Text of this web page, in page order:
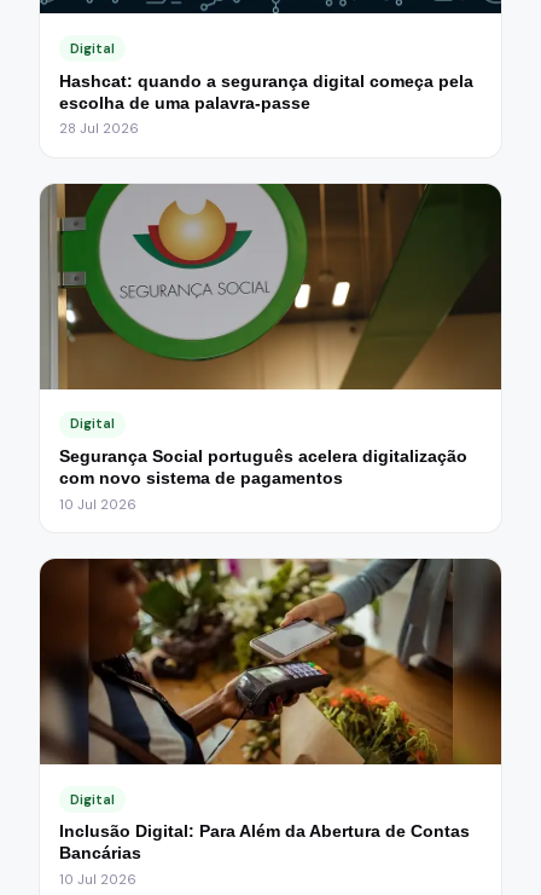
Digital
Hashcat: quando a segurança digital começa pela
escolha de uma palavra-passe
28 Jul 2026
Digital
Segurança Social português acelera digitalização
com novo sistema de pagamentos
10 Jul 2026
Digital
Inclusão Digital: Para Além da Abertura de Contas
Bancárias
10 Jul 2026